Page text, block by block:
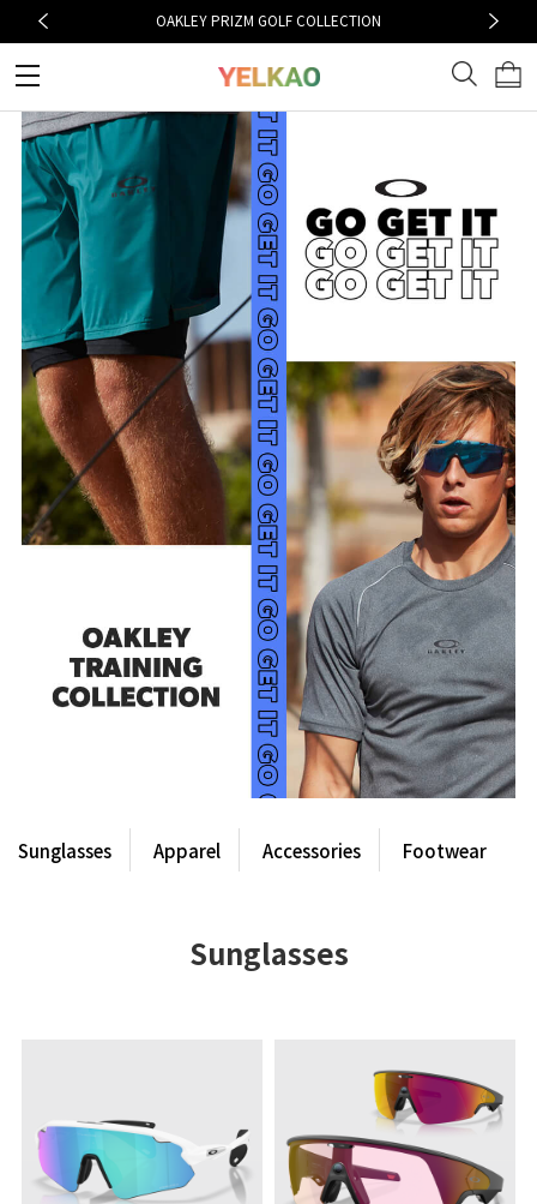
OAKLEY PRIZM GOLF COLLECTION
Sunglasses Apparel Accessories Footwear
Sunglasses